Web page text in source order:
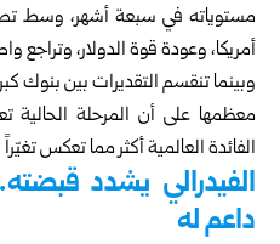
مستوياته في سبعة أشهر، وسط
أمريكا، وعودة قوة الدولار،
وبينما تنقسم التقديرات بين
معظمها على أن المرحلة الحالية
الفائدة العالمية أكثر مما تعكس
الفيدرالي يشدد
داعم له